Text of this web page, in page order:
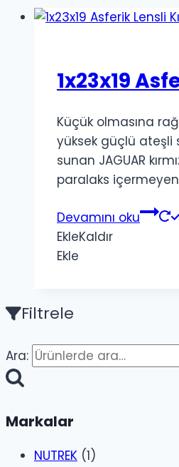
1x23x19
Küçük olmasına
yüksek güçlü ateşli
sunan JAGUAR
paralaks
Devamını oku
EkleKaldır
Ekle
Filtrele
Ara:
Markalar
NUTREK (1)